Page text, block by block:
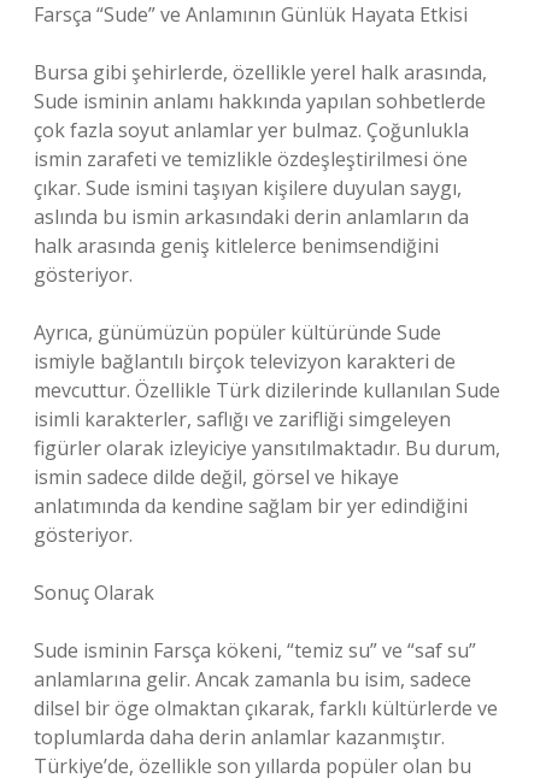
Farsça “Sude” ve Anlamının Günlük Hayata Etkisi
Bursa gibi şehirlerde, özellikle yerel halk arasında,
Sude isminin anlamı hakkında yapılan sohbetlerde
çok fazla soyut anlamlar yer bulmaz. Çoğunlukla
ismin zarafeti ve temizlikle özdeşleştirilmesi öne
çıkar. Sude ismini taşıyan kişilere duyulan saygı,
aslında bu ismin arkasındaki derin anlamların da
halk arasında geniş kitlelerce benimsendiğini
gösteriyor.
Ayrıca, günümüzün popüler kültüründe Sude
ismiyle bağlantılı birçok televizyon karakteri de
mevcuttur. Özellikle Türk dizilerinde kullanılan Sude
isimli karakterler, saflığı ve zarifliği simgeleyen
figürler olarak izleyiciye yansıtılmaktadır. Bu durum,
ismin sadece dilde değil, görsel ve hikaye
anlatımında da kendine sağlam bir yer edindiğini
gösteriyor.
Sonuç Olarak
Sude isminin Farsça kökeni, “temiz su” ve “saf su”
anlamlarına gelir. Ancak zamanla bu isim, sadece
dilsel bir öge olmaktan çıkarak, farklı kültürlerde ve
toplumlarda daha derin anlamlar kazanmıştır.
Türkiye’de, özellikle son yıllarda popüler olan bu